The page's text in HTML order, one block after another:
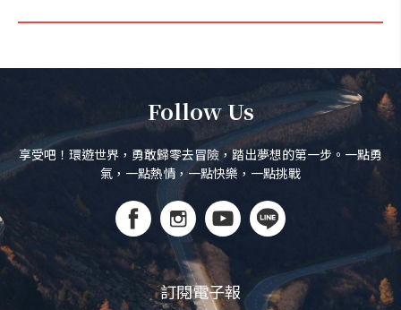
Follow Us
享受吧！環遊世界，勇敢歸零去冒險，踏出夢想的第一步。一點勇
氣，一點熱情，一點快樂，一點挑戰
訂閱電子報